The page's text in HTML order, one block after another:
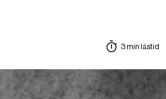
3 min lästid